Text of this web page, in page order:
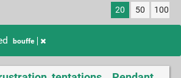
20 50 100
bouffe